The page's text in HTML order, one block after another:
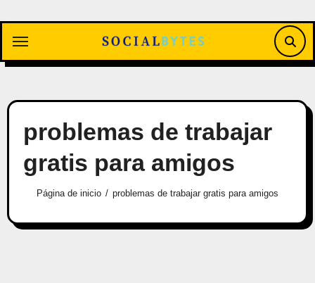
contenido
problemas de trabajar
gratis para amigos
Página de inicio problemas de trabajar gratis para amigos